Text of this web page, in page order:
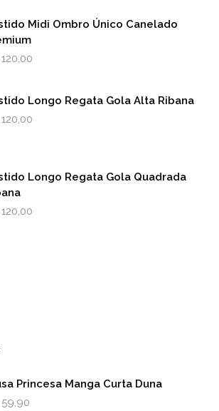
Midi Ombro Único Canelado
120,00
Longo Regata Gola Alta Ribana
120,00
Longo Regata Gola Quadrada
120,00
Princesa Manga Curta Duna
59,90